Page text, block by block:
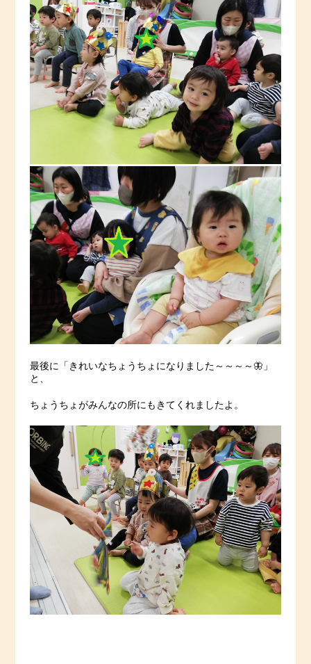
最後に「きれいなちょうちょになりました～～～～🦋」
と、
ちょうちょがみんなの所にもきてくれましたよ。